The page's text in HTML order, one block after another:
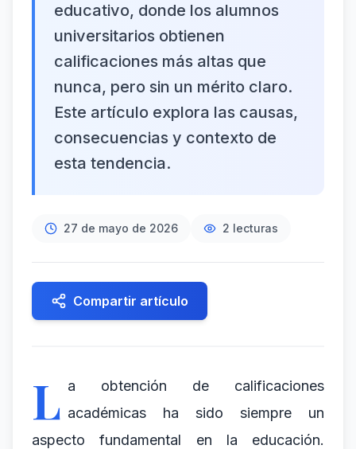
educativo, donde los alumnos
universitarios obtienen
calificaciones más altas que
nunca, pero sin un mérito claro.
Este artículo explora las causas,
consecuencias y contexto de
esta tendencia.
27 de mayo de 2026 2 lecturas
Compartir artículo
L a obtención de calificaciones
académicas ha sido siempre un
aspecto fundamental en la educación.